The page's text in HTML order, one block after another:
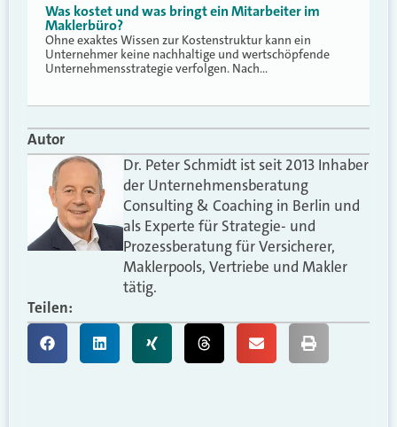
Was kostet und was bringt ein Mitarbeiter im
Maklerbüro?
Ohne exaktes Wissen zur Kostenstruktur kann ein
Unternehmer keine nachhaltige und wertschöpfende
Unternehmensstrategie verfolgen. Nach…
Autor
Dr. Peter Schmidt ist seit 2013 Inhaber
der Unternehmensberatung
Consulting & Coaching in Berlin und
als Experte für Strategie- und
Prozessberatung für Versicherer,
Maklerpools, Vertriebe und Makler
tätig.
Teilen: